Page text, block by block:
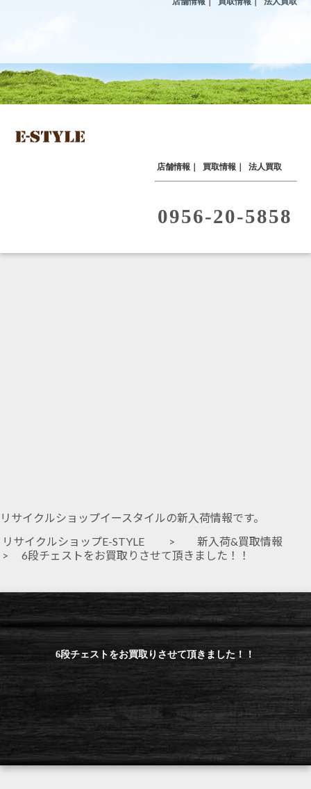
店舗情報 ｜ 買取情報 ｜ 法人買取
0956-20-5858
リサイクルショップイースタイルの新入荷情報です。
リサイクルショップE-STYLE
> 新入荷&買取情報
> 6段チェストをお買取りさせて頂きました！！
6段チェストをお買取りさせて頂きました！！